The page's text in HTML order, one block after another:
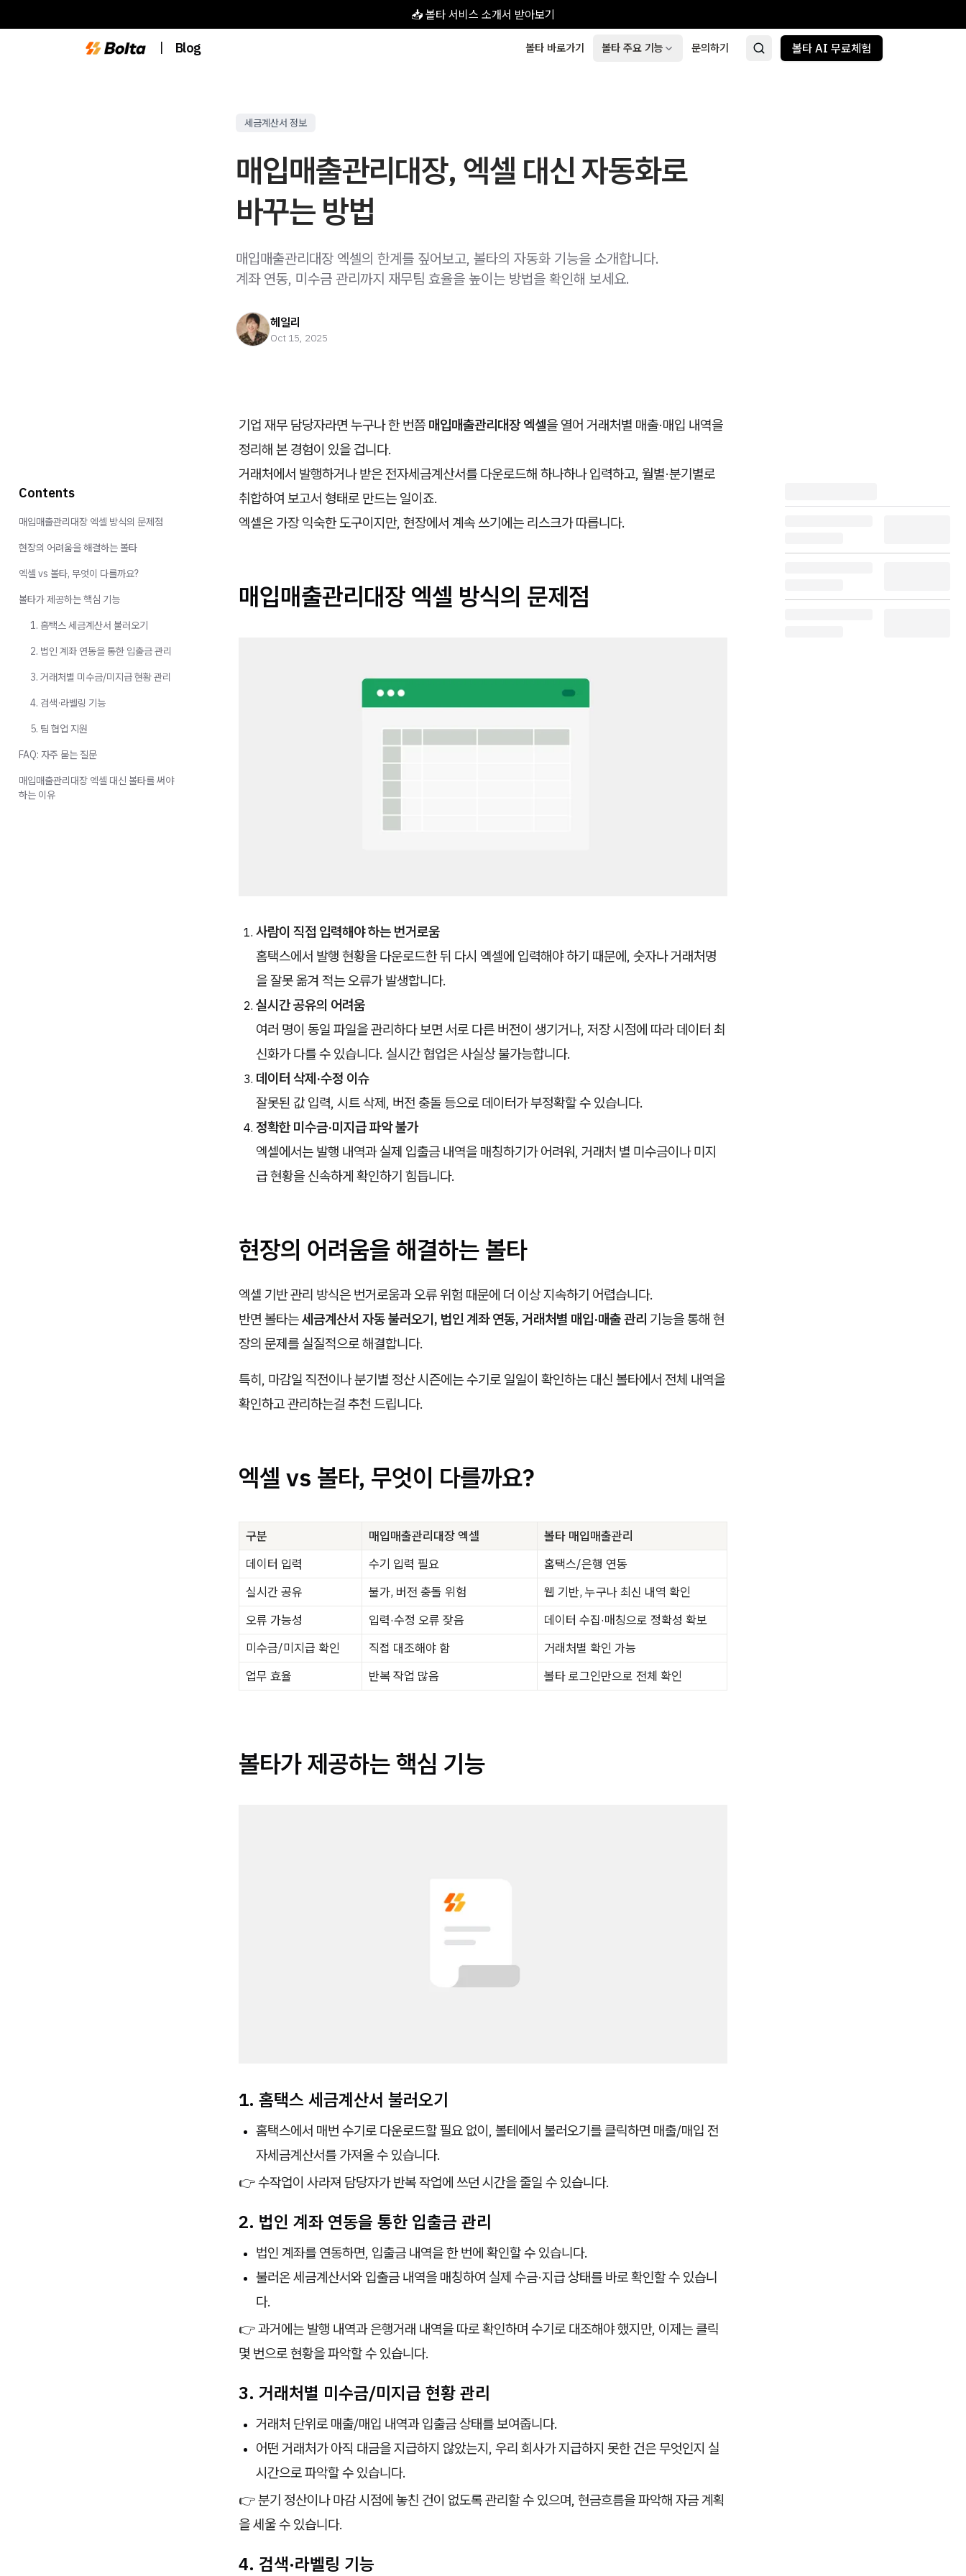
📥 볼타 서비스 소개서 받아보기
| Blog 볼타 바로가기 볼타 주요 기능 문의하기 볼타 AI 무료체험
세금계산서 정보
매입매출관리대장, 엑셀 대신 자동화로
바꾸는 방법
매입매출관리대장 엑셀의 한계를 짚어보고, 볼타의 자동화 기능을 소개합니다.
계좌 연동, 미수금 관리까지 재무팀 효율을 높이는 방법을 확인해 보세요.
헤일리
Oct 15, 2025
기업 재무 담당자라면 누구나 한 번쯤 매입매출관리대장 엑셀을 열어 거래처별 매출·매입 내역을
정리해 본 경험이 있을 겁니다.
거래처에서 발행하거나 받은 전자세금계산서를 다운로드해 하나하나 입력하고, 월별·분기별로
취합하여 보고서 형태로 만드는 일이죠.
엑셀은 가장 익숙한 도구이지만, 현장에서 계속 쓰기에는 리스크가 따릅니다.
매입매출관리대장 엑셀 방식의 문제점
사람이 직접 입력해야 하는 번거로움
홈택스에서 발행 현황을 다운로드한 뒤 다시 엑셀에 입력해야 하기 때문에, 숫자나 거래처명
을 잘못 옮겨 적는 오류가 발생합니다.
실시간 공유의 어려움
여러 명이 동일 파일을 관리하다 보면 서로 다른 버전이 생기거나, 저장 시점에 따라 데이터 최
신화가 다를 수 있습니다. 실시간 협업은 사실상 불가능합니다.
데이터 삭제·수정 이슈
잘못된 값 입력, 시트 삭제, 버전 충돌 등으로 데이터가 부정확할 수 있습니다.
정확한 미수금·미지급 파악 불가
엑셀에서는 발행 내역과 실제 입출금 내역을 매칭하기가 어려워, 거래처 별 미수금이나 미지
급 현황을 신속하게 확인하기 힘듭니다.
현장의 어려움을 해결하는 볼타
엑셀 기반 관리 방식은 번거로움과 오류 위험 때문에 더 이상 지속하기 어렵습니다.
반면 볼타는세금계산서 자동 불러오기, 법인 계좌 연동, 거래처별 매입·매출 관리 기능을 통해 현
장의 문제를 실질적으로 해결합니다.
특히, 마감일 직전이나 분기별 정산 시즌에는 수기로 일일이 확인하는 대신 볼타에서 전체 내역을
확인하고 관리하는걸 추천 드립니다.
엑셀 vs 볼타, 무엇이 다를까요?
구분 매입매출관리대장 엑셀
볼타 매입매출관리
데이터 입력
수기 입력 필요
홈택스/은행 연동
실시간 공유
불가, 버전 충돌 위험
웹 기반, 누구나 최신 내역 확인
오류 가능성
입력·수정 오류 잦음
데이터 수집·매칭으로 정확성 확보
미수금/미지급 확인
직접 대조해야 함
거래처별 확인 가능
업무 효율
반복 작업 많음 볼타 로그인만으로 전체 확인
볼타가 제공하는 핵심 기능
1. 홈택스 세금계산서 불러오기
홈택스에서 매번 수기로 다운로드할 필요 없이, 볼테에서 불러오기를 클릭하면 매출/매입 전
자세금계산서를 가져올 수 있습니다.
👉 수작업이 사라져 담당자가 반복 작업에 쓰던 시간을 줄일 수 있습니다.
2. 법인 계좌 연동을 통한 입출금 관리
법인 계좌를 연동하면, 입출금 내역을 한 번에 확인할 수 있습니다.
불러온 세금계산서와 입출금 내역을 매칭하여 실제 수금·지급 상태를 바로 확인할 수 있습니
다.
👉 과거에는 발행 내역과 은행거래 내역을 따로 확인하며 수기로 대조해야 했지만, 이제는 클릭
몇 번으로 현황을 파악할 수 있습니다.
3. 거래처별 미수금/미지급 현황 관리
거래처 단위로 매출/매입 내역과 입출금 상태를 보여줍니다.
어떤 거래처가 아직 대금을 지급하지 않았는지, 우리 회사가 지급하지 못한 건은 무엇인지 실
시간으로 파악할 수 있습니다.
👉 분기 정산이나 마감 시점에 놓친 건이 없도록 관리할 수 있으며, 현금흐름을 파악해 자금 계획
을 세울 수 있습니다.
4. 검색·라벨링 기능
Contents
매입매출관리대장 엑셀 방식의 문제점
현장의 어려움을 해결하는 볼타
엑셀 vs 볼타, 무엇이 다를까요?
볼타가 제공하는 핵심 기능
1. 홈택스 세금계산서 불러오기
2. 법인 계좌 연동을 통한 입출금 관리
3. 거래처별 미수금/미지급 현황 관리
4. 검색·라벨링 기능
5. 팀 협업 지원
FAQ: 자주 묻는 질문
매입매출관리대장 엑셀 대신 볼타를 써야
하는 이유